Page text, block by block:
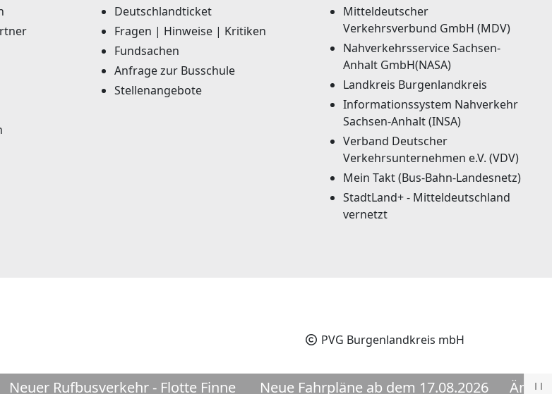
Deutschlandticket
Fragen | Hinweise | Kritiken
Fundsachen
Anfrage zur Busschule
Stellenangebote
Mitteldeutscher
Verkehrsverbund GmbH (MDV)
Nahverkehrsservice Sachsen-
Anhalt GmbH(NASA)
Landkreis Burgenlandkreis
Informationssystem Nahverkehr
Sachsen-Anhalt (INSA)
Verband Deutscher
Verkehrsunternehmen e.V. (VDV)
Mein Takt (Bus-Bahn-Landesnetz)
StadtLand+ - Mitteldeutschland
vernetzt
PVG Burgenlandkreis mbH
Rufbusverkehr - Flotte Finne Neue Fahrpläne ab dem 17.08.2026